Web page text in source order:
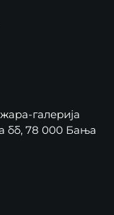
галерија
бб, 78 000 Бања